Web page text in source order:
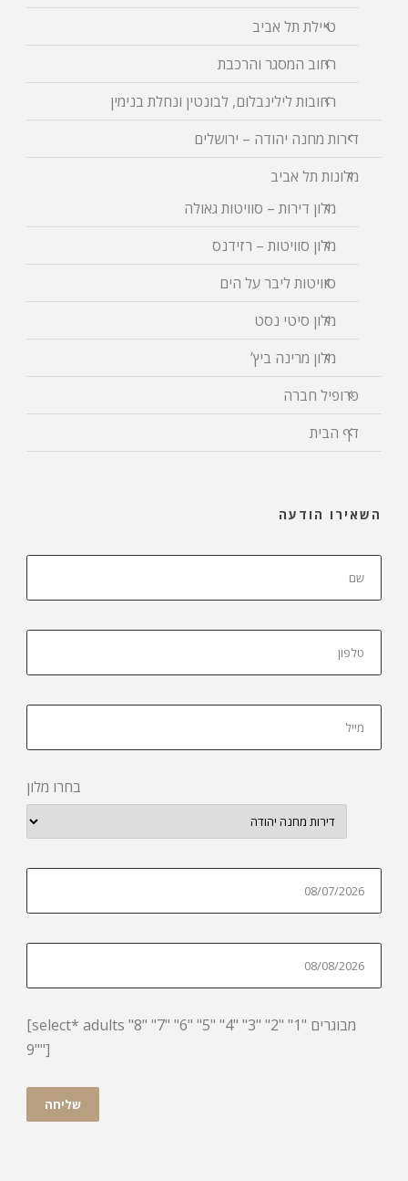
טיילת תל אביב
רחוב המסגר והרכבת
רחובות לילינבלום, לבונטין ונחלת בנימין
דירות מחנה יהודה – ירושלים
מלונות תל אביב
מלון דירות – סוויטות גאולה
מלון סוויטות – רזידנס
סוויטות ליבר על הים
מלון סיטי נסט
מלון מרינה ביץ’
פרופיל חברה
דף הבית
השאירו הודעה
בחרו מלון
[select* adults מבוגרים "1" "2" "3" "4" "5" "6" "7" "8"
"9"]